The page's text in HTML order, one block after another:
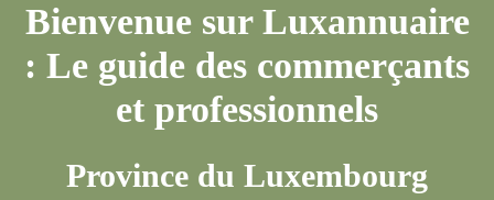
Bienvenue sur Luxannuaire
: Le guide des commerçants
et professionnels
Province du Luxembourg